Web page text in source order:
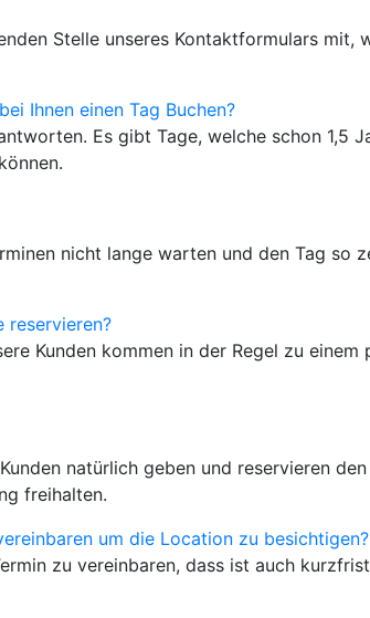
Stelle unseres Kontaktformulars
Ihnen einen Tag Buchen?
Es gibt Tage, welche schon 1,5
nicht lange warten und den Tag so
reservieren?
Kunden kommen in der Regel zu
natürlich geben und reservieren
freihalten.
um die Location zu besichtigen?
zu vereinbaren, dass ist auch